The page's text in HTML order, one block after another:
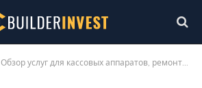
Обзор услуг для кассовых аппаратов, ремонт принтеров и расходные материалы